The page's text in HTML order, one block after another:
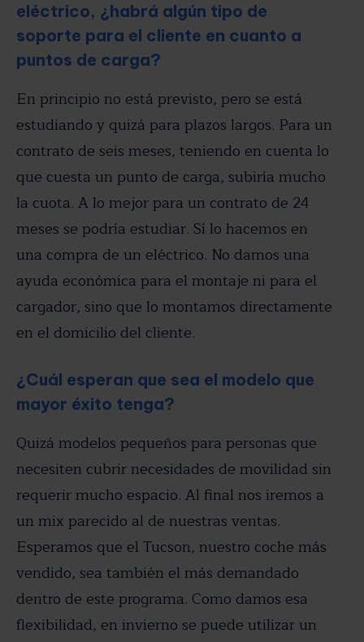
eléctrico, ¿habrá algún tipo de
soporte para el cliente en cuanto a
puntos de carga?
En principio no está previsto, pero se está
estudiando y quizá para plazos largos. Para un
contrato de seis meses, teniendo en cuenta lo
que cuesta un punto de carga, subiría mucho
la cuota. A lo mejor para un contrato de 24
meses se podría estudiar. Sí lo hacemos en
una compra de un eléctrico. No damos una
ayuda económica para el montaje ni para el
cargador, sino que lo montamos directamente
en el domicilio del cliente.
¿Cuál esperan que sea el modelo que
mayor éxito tenga?
Quizá modelos pequeños para personas que
necesiten cubrir necesidades de movilidad sin
requerir mucho espacio. Al final nos iremos a
un mix parecido al de nuestras ventas.
Esperamos que el Tucson, nuestro coche más
vendido, sea también el más demandado
dentro de este programa. Como damos esa
flexibilidad, en invierno se puede utilizar un